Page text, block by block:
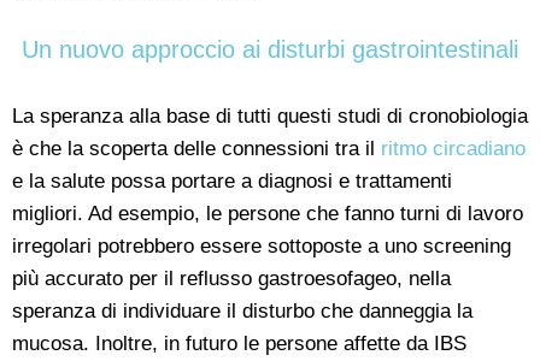
Un nuovo approccio ai disturbi gastrointestinali
La speranza alla base di tutti questi studi di cronobiologia
è che la scoperta delle connessioni tra il ritmo circadiano
e la salute possa portare a diagnosi e trattamenti
migliori. Ad esempio, le persone che fanno turni di lavoro
irregolari potrebbero essere sottoposte a uno screening
più accurato per il reflusso gastroesofageo, nella
speranza di individuare il disturbo che danneggia la
mucosa. Inoltre, in futuro le persone affette da IBS